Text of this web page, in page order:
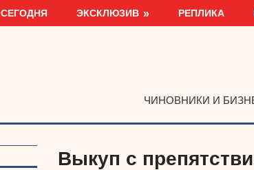
СЕГОДНЯ ЭКСКЛЮЗИВ РЕПЛИКА
ЧИНОВНИКИ И
Выкуп с